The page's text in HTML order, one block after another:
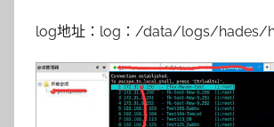
log地址：log：/data/logs/hades/